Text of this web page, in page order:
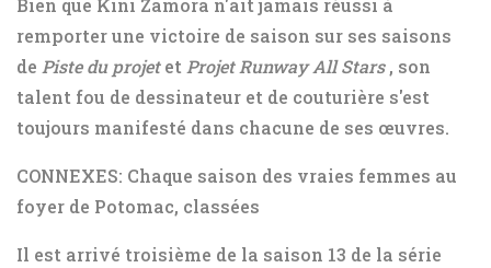
Bien que Kini Zamora n'ait jamais réussi à
remporter une victoire de saison sur ses saisons
de Piste du projetet Projet Runway All Stars, son
talent fou de dessinateur et de couturière s'est
toujours manifesté dans chacune de ses œuvres.
CONNEXES: Chaque saison des vraies femmes au
foyer de Potomac, classées
Il est arrivé troisième de la saison 13 de la série